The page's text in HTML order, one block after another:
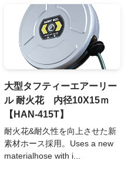
大型タフティーエアーリー
ル 耐火花 内径10X15ｍ
【HAN-415T】
耐火花&耐久性を向上させた新
素材ホース採用。Uses a new
materialhose with i...